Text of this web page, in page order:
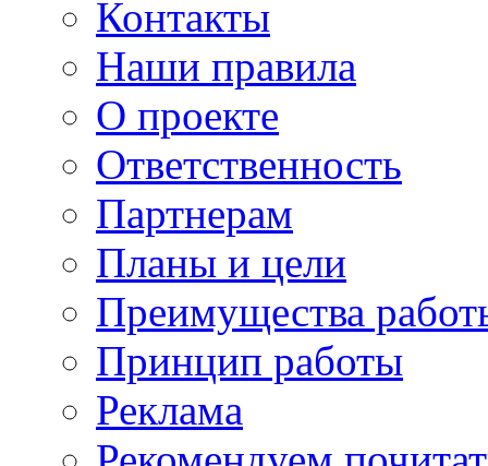
Контакты
Наши правила
О проекте
Ответственность
Партнерам
Планы и цели
Преимущества
Принцип работы
Реклама